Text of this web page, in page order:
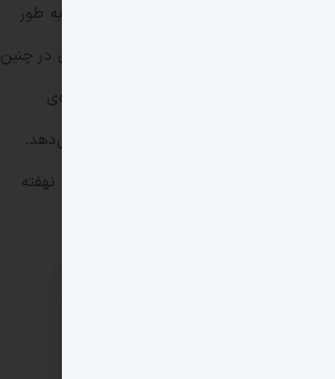
می‌کند که زری به گرمابه‌ی عمومی می‌رود. به طور
صحبت می‌کردند. در مقابل، زنان در چنین
چهاردهم سووشون، سیمین با دقت درباره‌ی
(زری) را به چنین تعاملاتی نشان می‌دهد.
می‌شود که گویی راز سازمان سیا در آن نهفته
در خانواده‌ی ما… حنا و قهوه
یکی یک قاشق آش خوری حنا و قهوه